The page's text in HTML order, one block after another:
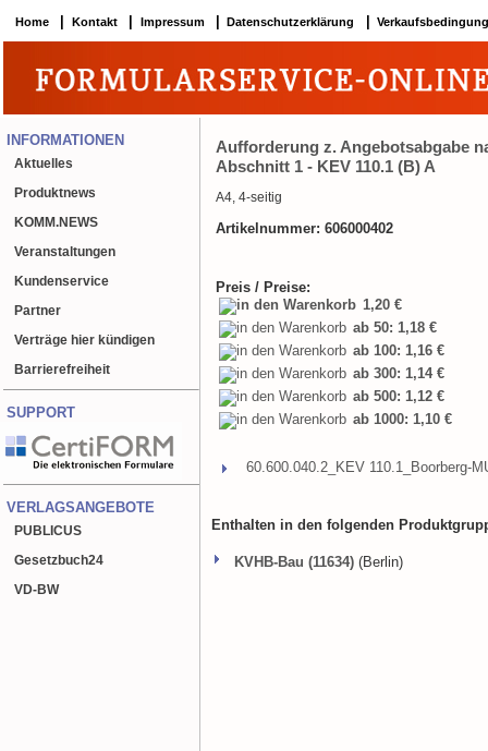
Home Kontakt Impressum Datenschutzerklärung
INFORMATIONEN
Aktuelles
Produktnews
KOMM.NEWS
Veranstaltungen
Kundenservice
Partner
Verträge hier kündigen
Barrierefreiheit
SUPPORT
VERLAGSANGEBOTE
PUBLICUS
Gesetzbuch24
VD-BW
Aufforderung z. Angebotsabgabe
Abschnitt 1 - KEV 110.1 (B) A
A4, 4-seitig
Artikelnummer: 606000402
Preis / Preise:
1,20 €
ab 50: 1,18 €
ab 100: 1,16 €
ab 300: 1,14 €
ab 500: 1,12 €
ab 1000: 1,10 €
60.600.040.2_KEV 110.1_Boorberg-
Enthalten in den folgenden
KVHB-Bau (11634) (Berlin)